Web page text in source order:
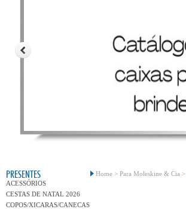
PRESENTES
ACESSÓRIOS
CESTAS DE NATAL 2026
COPOS/XICARAS/CANECAS
Home > Para Moleskine & Cia >